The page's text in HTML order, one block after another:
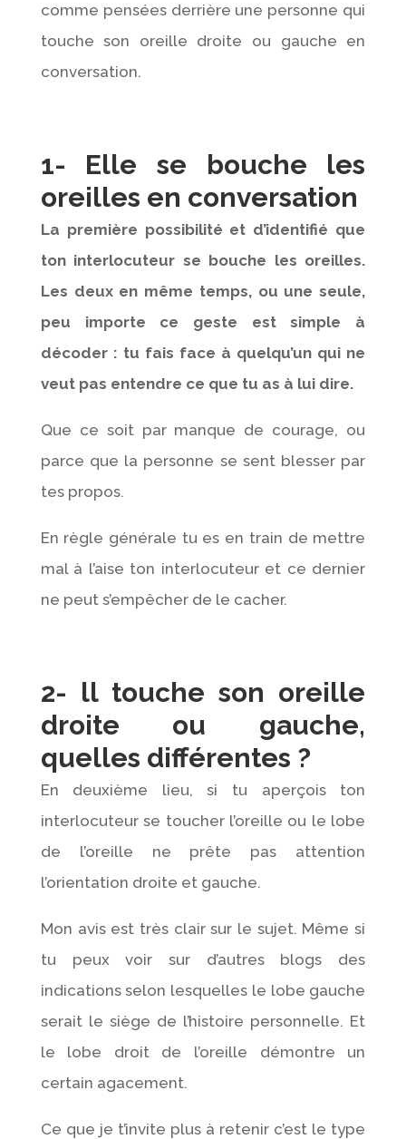
comme pensées derrière une personne qui
touche son oreille droite ou gauche en
conversation.
1- Elle se bouche les
oreilles en conversation
La première possibilité et d’identifié que
ton interlocuteur se bouche les oreilles.
Les deux en même temps, ou une seule,
peu importe ce geste est simple à
décoder : tu fais face à quelqu’un qui ne
veut pas entendre ce que tu as à lui dire.
Que ce soit par manque de courage, ou
parce que la personne se sent blesser par
tes propos.
En règle générale tu es en train de mettre
mal à l’aise ton interlocuteur et ce dernier
ne peut s’empêcher de le cacher.
2- ll touche son oreille
droite ou gauche,
quelles différentes ?
En deuxième lieu, si tu aperçois ton
interlocuteur se toucher l’oreille ou le lobe
de l’oreille ne prête pas attention
l’orientation droite et gauche.
Mon avis est très clair sur le sujet. Même si
tu peux voir sur d’autres blogs des
indications selon lesquelles le lobe gauche
serait le siège de l’histoire personnelle. Et
le lobe droit de l’oreille démontre un
certain agacement.
Ce que je t’invite plus à retenir c’est le type